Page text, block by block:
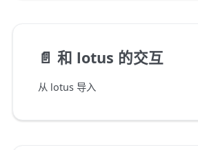
📄️ 和 lotus 的交互
从 lotus 导入